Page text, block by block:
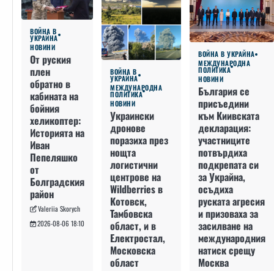
ВОЙНА В
УКРАЙНА
НОВИНИ
От руския
плен
обратно в
кабината на
бойния
хеликоптер:
Историята на
Иван
Пепеляшко
от
Болградския
район
Valeriia Skorych
2026-08-06 18:10
ВОЙНА В
УКРАЙНА
МЕЖДУНАРОДНА
ПОЛИТИКА
НОВИНИ
Украински
дронове
поразиха през
нощта
логистични
центрове на
Wildberries в
Котовск,
Тамбовска
област, и в
Електростал,
Московска
област
ВОЙНА В УКРАЙНА
МЕЖДУНАРОДНА
ПОЛИТИКА
НОВИНИ
България се
присъедини
към Киивската
декларация:
участниците
потвърдиха
подкрепата си
за Украйна,
осъдиха
руската агресия
и призоваха за
засилване на
международния
натиск срещу
Москва